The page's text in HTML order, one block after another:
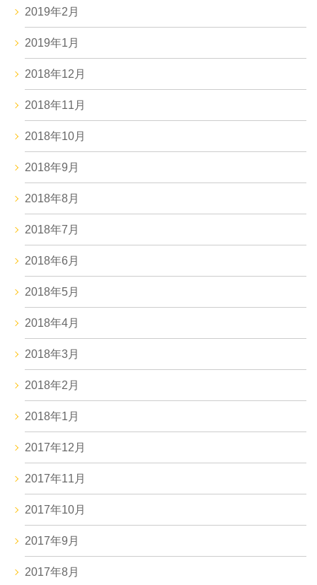
2019年2月
2019年1月
2018年12月
2018年11月
2018年10月
2018年9月
2018年8月
2018年7月
2018年6月
2018年5月
2018年4月
2018年3月
2018年2月
2018年1月
2017年12月
2017年11月
2017年10月
2017年9月
2017年8月